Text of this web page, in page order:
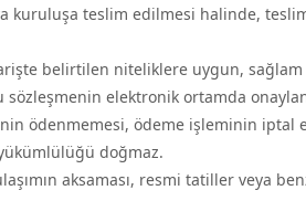
kuruluşa teslim edilmesi halinde,
belirtilen niteliklere uygun,
elektronik ortamda
ödenmemesi, ödeme işleminin iptal
yükümlülüğü doğmaz.
aksaması, resmi tatiller veya